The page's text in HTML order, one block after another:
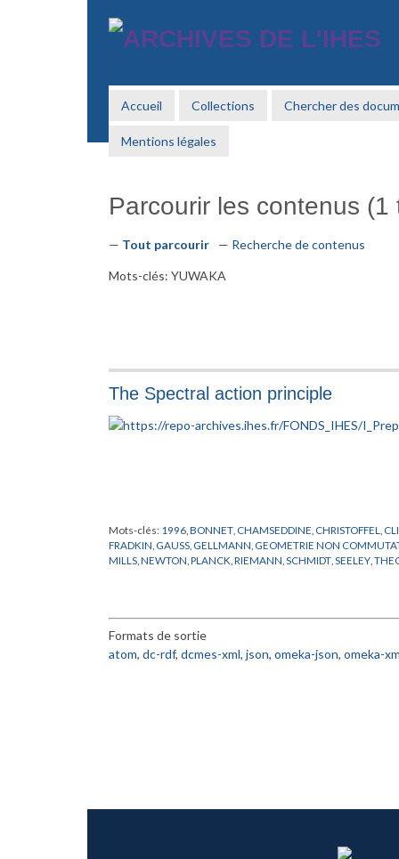
Accueil Collections Chercher des
Mentions légales
Parcourir les contenus (1
Tout parcourir Recherche de contenus
Mots-clés: YUWAKA
The Spectral action principle
Mots-clés: 1996 BONNET CHAMSEDDINE CHRISTOFFEL
FRADKIN GAUSS GELLMANN GEOMETRIE NON
MILLS NEWTON PLANCK RIEMANN SCHMIDT SEELEY
Formats de sortie
atom, dc-rdf, dcmes-xml, json, omeka-json, omeka-